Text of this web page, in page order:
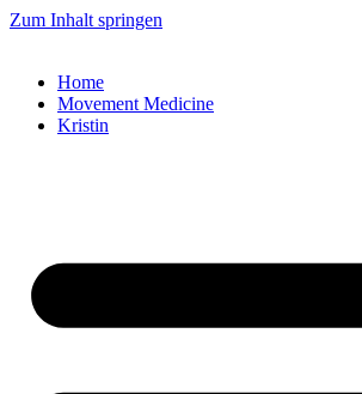
Zum Inhalt springen
Home
Movement Medicine
Kristin